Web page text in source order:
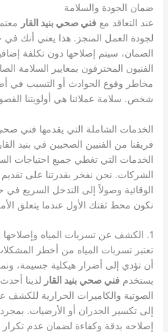
ضمان الجودة والسلامة
عند التعاقد معفني صحي بنيد القار
لجودة العمل المنجز. هذا يعني أنك
الضمان، سيتم إصلاحها دون تكلفة
الفنيون المحترفون بمعايير السلامة
مخاطر وقوع الحوادث أو التسبب في
شخص. سلامة عملائنا هي أولويتنا
الخدمات الشاملة التي يقدمها فني صحي
فريقنا من الفنيين الصحيين في بنيد
الخدمات التي تغطي جميع احتياجات
الشركات. نحن نفخر بقدرتنا على
الوقائية وصولاً إلى التدخل السريع في
نكون محط ثقتك الأول عندما يتعلق
1. الكشف عن تسربات المياه وإصلاحها
تعتبر تسربات المياه من أخطر
أن تؤدي إلى أضرار هيكلية جسيمة، ونمو
يستخدمفني صحي بنيد القار لدينا
الصوتية والكاميرات الحرارية للكشف
إلى تكسير الجدران أو الأرضيات.
إصلاحه بدقة وكفاءة لضمان عدم